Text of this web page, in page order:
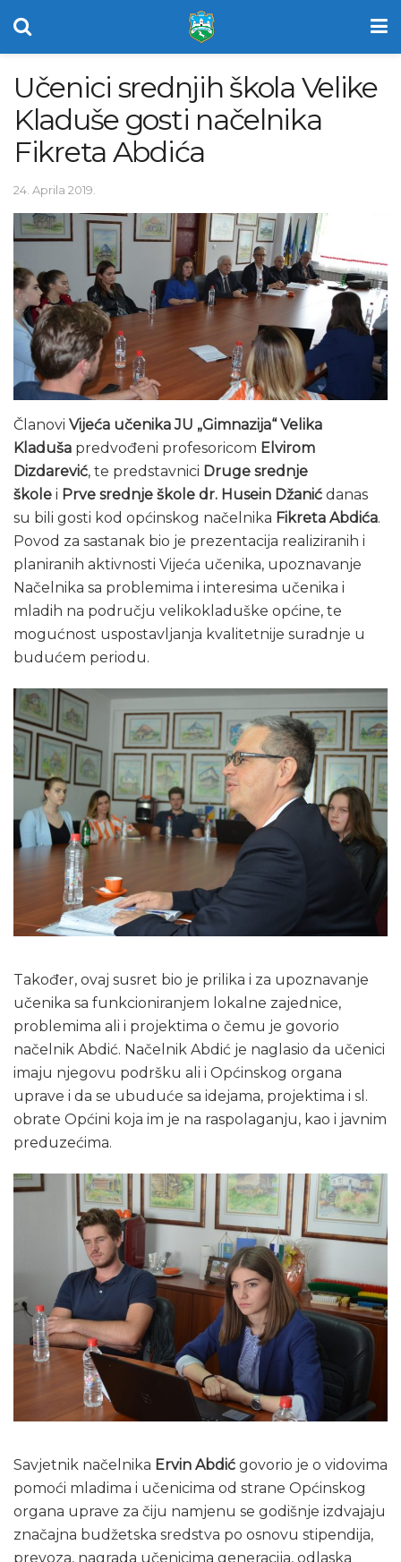
Učenici srednjih škola Velike
Kladuše gosti načelnika
Fikreta Abdića
24. Aprila 2019.
Članovi Vijeća učenika JU „Gimnazija“ Velika
Kladuša predvođeni profesoricom Elvirom
Dizdarević, te predstavnici Druge srednje
škole i Prve srednje škole dr. Husein Džanić danas
su bili gosti kod općinskog načelnika Fikreta Abdića.
Povod za sastanak bio je prezentacija realiziranih i
planiranih aktivnosti Vijeća učenika, upoznavanje
Načelnika sa problemima i interesima učenika i
mladih na području velikokladuške općine, te
mogućnost uspostavljanja kvalitetnije suradnje u
budućem periodu.
Također, ovaj susret bio je prilika i za upoznavanje
učenika sa funkcioniranjem lokalne zajednice,
problemima ali i projektima o čemu je govorio
načelnik Abdić. Načelnik Abdić je naglasio da učenici
imaju njegovu podršku ali i Općinskog organa
uprave i da se ubuduće sa idejama, projektima i sl.
obrate Općini koja im je na raspolaganju, kao i javnim
preduzećima.
Savjetnik načelnika Ervin Abdić govorio je o vidovima
pomoći mladima i učenicima od strane Općinskog
organa uprave za čiju namjenu se godišnje izdvajaju
značajna budžetska sredstva po osnovu stipendija,
prevoza, nagrada učenicima generacija, odlaska